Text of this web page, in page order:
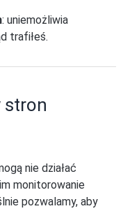
: uniemożliwia
trafiłeś.
stron
nie działać
monitorowanie
pozwalamy, aby